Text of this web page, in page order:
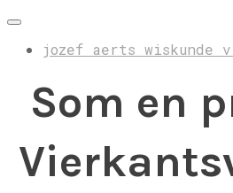
jozef aerts wiskunde
Som en